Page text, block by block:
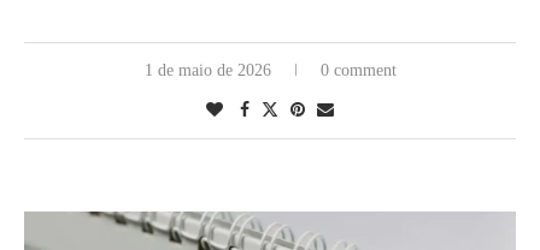
1 de maio de 2026 0 comment